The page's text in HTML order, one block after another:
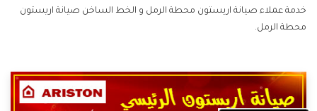
خدمة عملاء صيانة اريستون محطة الرمل و الخط الساخن صيانة اريستون
محطة الرمل.